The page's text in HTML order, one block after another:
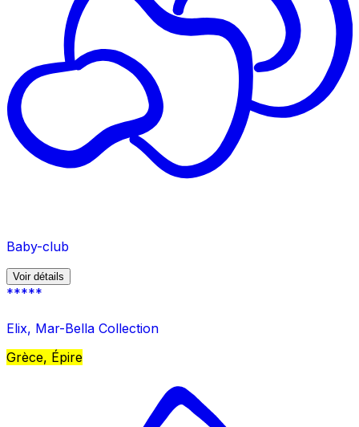
Baby-club
Voir détails
*****
Elix, Mar-Bella Collection
Grèce, Épire